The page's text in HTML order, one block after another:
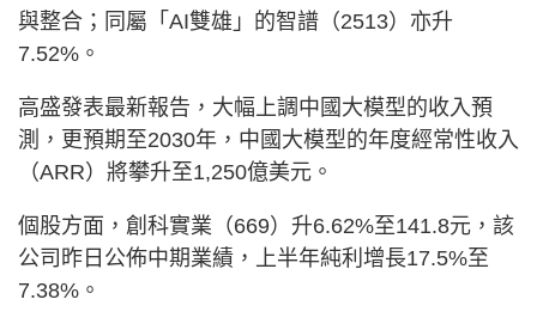
與整合；同屬「AI雙雄」的智譜（2513）亦升
7.52%。
高盛發表最新報告，大幅上調中國大模型的收入預
測，更預期至2030年，中國大模型的年度經常性收入
（ARR）將攀升至1,250億美元。
個股方面，創科實業（669）升6.62%至141.8元，該
公司昨日公佈中期業績，上半年純利增長17.5%至
7.38%。